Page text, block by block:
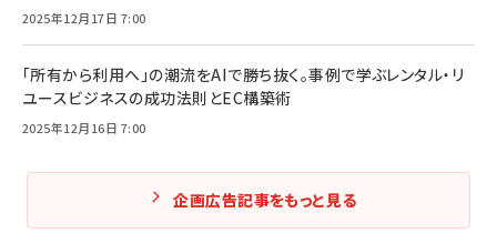
2025年12月17日 7:00
「所有から利用へ」の潮流をAIで勝ち抜く。事例で学ぶレンタル・リ
ユースビジネスの成功法則とEC構築術
2025年12月16日 7:00
企画広告記事をもっと見る